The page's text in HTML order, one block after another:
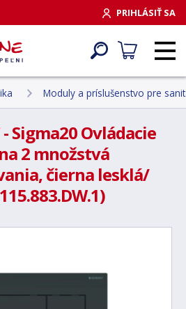
PRIHLÁSIŤ SA
Moduly a príslušenstvo pre
- Sigma20 Ovládacie
2 množstvá
čierna lesklá/